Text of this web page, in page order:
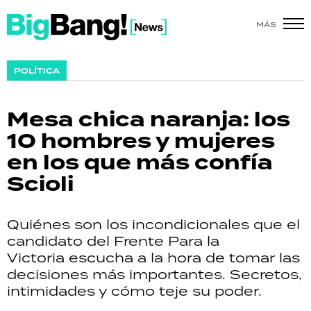
MÁS
POLÍTICA
Mesa chica naranja: los
10 hombres y mujeres
en los que más confía
Scioli
Quiénes son los incondicionales que el
candidato del Frente Para la
Victoria escucha a la hora de tomar las
decisiones más importantes. Secretos,
intimidades y cómo teje su poder.
SHOW
ACTUALIDAD
POLICIALES
ECONOMÍA
GRAN HERMANO
SALUD
DEPORTES